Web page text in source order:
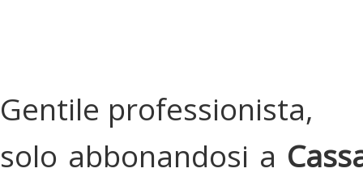
Gentile professionista,
solo abbonandosi a